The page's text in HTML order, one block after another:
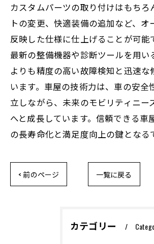
カスタムパーツの取り付けはもちろ
トの変更、快適装備の追加など、オ
反映した仕様に仕上げることが可能
最新の整備機器や診断ツールを用い
よりも精度の高い故障検知と迅速な
います。車屋の技術力は、車の安全
立しながら、未来のモビリティニー
へと成長しています。信頼できる車
の長寿命化と満足度向上の鍵となる
< 前のページ 一覧に戻る
カテゴリー